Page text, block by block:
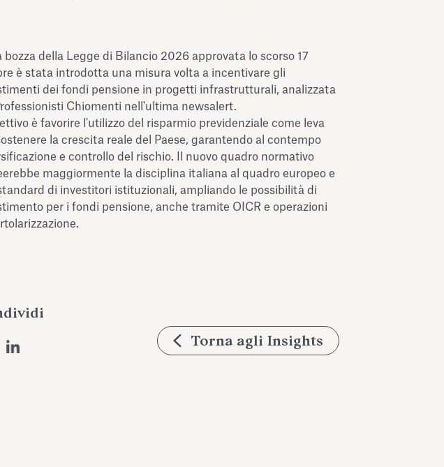
bozza della Legge di Bilancio 2026 approvata lo scorso 17
è stata introdotta una misura volta a incentivare gli
dei fondi pensione in progetti infrastrutturali, analizzata
Chiomenti nell'ultima newsalert.
è favorire l'utilizzo del risparmio previdenziale come leva
la crescita reale del Paese, garantendo al contempo
e controllo del rischio. Il nuovo quadro normativo
maggiormente la disciplina italiana al quadro europeo e
di investitori istituzionali, ampliando le possibilità di
per i fondi pensione, anche tramite OICR e operazioni
Torna agli Insights